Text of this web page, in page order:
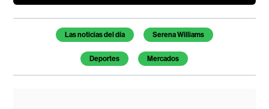
Temas de este artículo
Las noticias del día Serena Williams
Deportes Mercados